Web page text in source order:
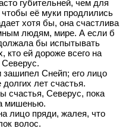
губительней, чем для
её муки продлились
хотя бы, она счастлива
людям, мире. А если б
бы испытывать
кто ей дороже всего на
Снейп; его лицо
лет счастья.
счастья, Северус, пока
мишенью.
лицо пряди, жалея, что
волос.